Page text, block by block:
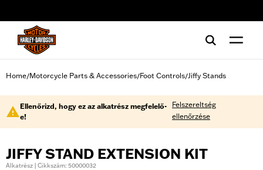
Home/Motorcycle Parts & Accessories/Foot Controls/Jiffy Stands
Ellenőrizd, hogy ez az alkatrész megfelelő-
e!
Felszereltség
ellenőrzése
JIFFY STAND EXTENSION KIT
Alkatrész | Cikkszám: 50000032